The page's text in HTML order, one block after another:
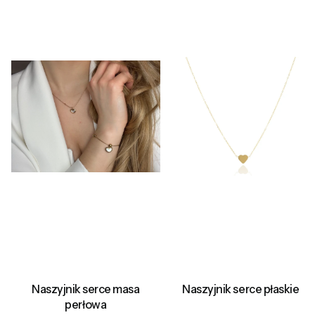
Naszyjnik serce masa
perłowa
Naszyjnik serce płaskie